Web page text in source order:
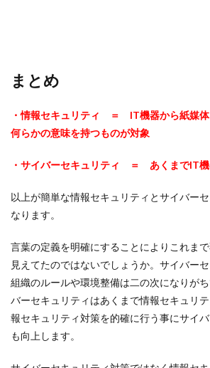
まとめ
・情報セキュリティ ＝ IT機器から紙媒体
何らかの意味を持つものが対象
・サイバーセキュリティ ＝ あくまでIT機
以上が簡単な情報セキュリティとサイバー
なります。
言葉の定義を明確にすることによりこれま
見えてたのではないでしょうか。サイバー
組織のルールや環境整備は二の次になりが
バーセキュリティはあくまで情報セキュリ
報セキュリティ対策を的確に行う事にサイ
も向上します。